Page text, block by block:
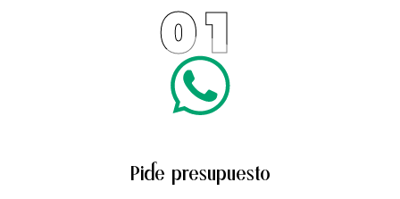
opciones
se
pueden
elegir
página
Pide presupuesto
01